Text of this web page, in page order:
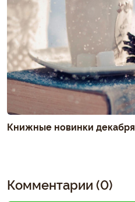
Книжные новинки декабря
Комментарии (0)